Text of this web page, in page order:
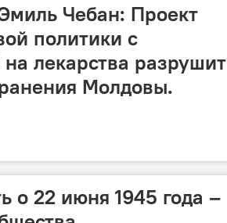
Чебан: Проект
политики с
лекарства разрушит
Молдовы.
о 22 июня 1945 года –